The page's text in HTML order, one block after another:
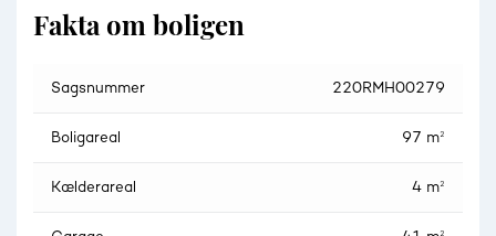
Fakta om boligen
Sagsnummer 220RMH00279
Boligareal 97 m²
Kælderareal 4 m²